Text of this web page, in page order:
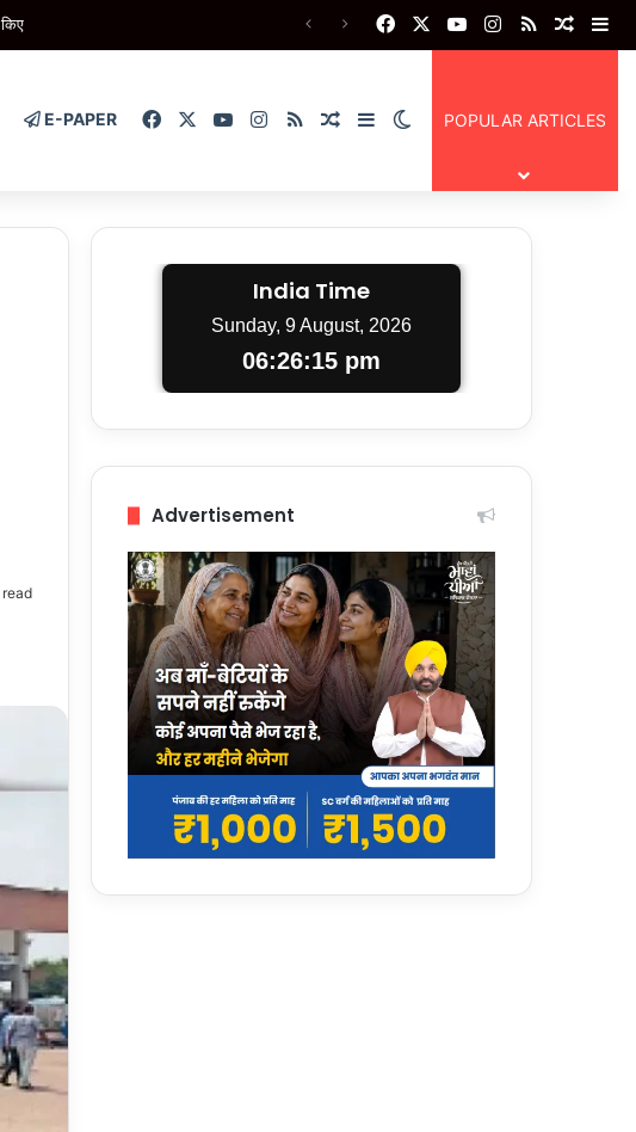
FacebookYouTubeInstagram
RSS
E-PAPER FacebookYouTubeInstagram
RSSRandom Article
SidebarSwitch skin
POPULAR ARTICLES
India Time
Sunday, 9 August, 2026
06:26:16 pm
Advertisement